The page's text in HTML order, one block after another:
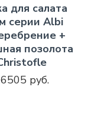
для салата
серии Albi
+
позолота
руб.